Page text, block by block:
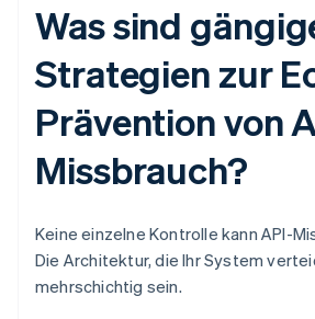
Was sind
Strategien zur
Prävention von
Missbrauch?
Keine einzelne Kontrolle kann API-
Die Architektur, die Ihr System
mehrschichtig sein.